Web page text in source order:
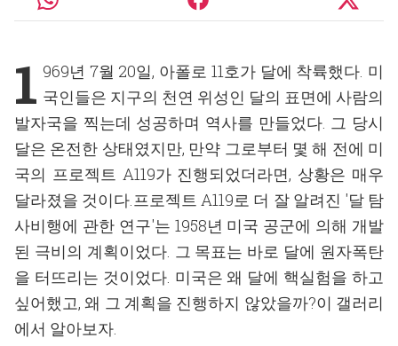
1 969년 7월 20일, 아폴로 11호가 달에 착륙했다. 미
국인들은 지구의 천연 위성인 달의 표면에 사람의
발자국을 찍는데 성공하며 역사를 만들었다. 그 당시
달은 온전한 상태였지만, 만약 그로부터 몇 해 전에 미
국의 프로젝트 A119가 진행되었더라면, 상황은 매우
달라졌을 것이다.프로젝트 A119로 더 잘 알려진 '달 탐
사비행에 관한 연구'는 1958년 미국 공군에 의해 개발
된 극비의 계획이었다. 그 목표는 바로 달에 원자폭탄
을 터뜨리는 것이었다. 미국은 왜 달에 핵실험을 하고
싶어했고, 왜 그 계획을 진행하지 않았을까?이 갤러리
에서 알아보자.